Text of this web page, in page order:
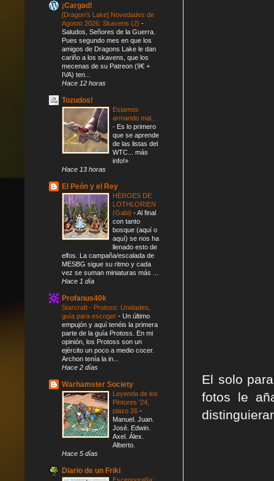
El solo
fotos le
¡Cargad!
[Dragon’s Lake] Novedades de
Agosto 2026: Skavens (2) -
Saludos, Señores de la Guerra.
Pues segundo mes en que los
amigos de Dragons Lake le dan
cariño a los skavens, que los
mecenas de su Patreon (9€ +
IVA) ten...
Hace 12 horas
Tozudos!
Estamos
armando mal...
- Es lo primero
que se aprende
de las listas del
WTC... más
info!»
Hace 13 horas
El Peón y el Rey
HÉROES DE
LOTHLORIEN
(Gabi) -Al final
con tanto
bosque (aquí o
aquí) se nos ha
llenado esto de
elfos. La campaña/escalada de
MESBG sigue su ritmo y cada
vez se suman miniaturas más ...
Hace 1 día
Profanus40k
Starcraft - Protoss: Unidades,
guía para escoger - Un último
empujón y aquí tenéis la primera
parte de la guía Protoss. En mi
opinión, los Protoss son un
ejército un poco a medio cocer.
Archon tenía la in...
Hace 2 días
Warhamster Society
Leyenda de los
Pintores '24,
plazo 26 -
Manuel. Juan.
José. Edwin.
Axel. Álex.
Alberto.
Hace 5 días
Diario de un Friki